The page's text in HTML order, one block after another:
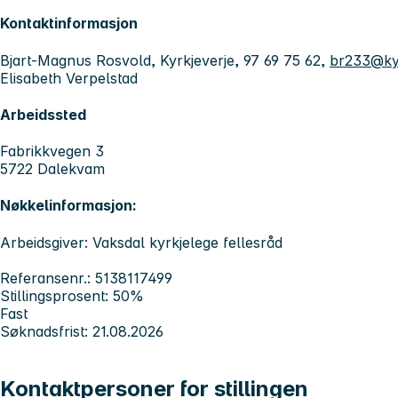
Kontaktinformasjon
Bjart-Magnus Rosvold, Kyrkjeverje, 97 69 75 62,
Elisabeth Verpelstad
Arbeidssted
Fabrikkvegen 3
5722 Dalekvam
Nøkkelinformasjon:
Arbeidsgiver: Vaksdal kyrkjelege fellesråd
Referansenr.: 5138117499
Stillingsprosent: 50%
Fast
Søknadsfrist: 21.08.2026
Kontaktpersoner for stillingen